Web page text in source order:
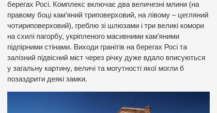
берегах Росі. Комплекс включає два величезні млини (на
правому боці кам’яний триповерховий, на лівому – цегляний
чотириповерховий), греблю зі шлюзами і три великі комори
на схилі пагорбу, укріпленого масивними кам’яними
підпірними стінами. Виходи гранітів на берегах Росі та
залізний підвісний міст через річку дуже вдало вписуються
у загальну картину, величі та могутності якої могли б
позаздрити деякі замки.